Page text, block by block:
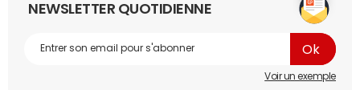
NEWSLETTER QUOTIDIENNE
Voir un exemple